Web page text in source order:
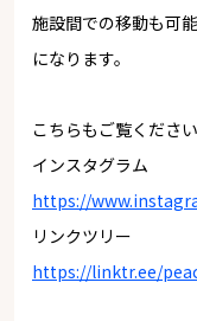
施設間での移動も可
になります。
こちらもご覧ください
インスタグラム
https://
リンクツリー
https://linktr.ee/